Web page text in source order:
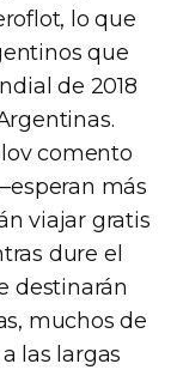
lo que
que
de 2018
comento
más
viajar gratis
dure el
destinarán
muchos de
las largas